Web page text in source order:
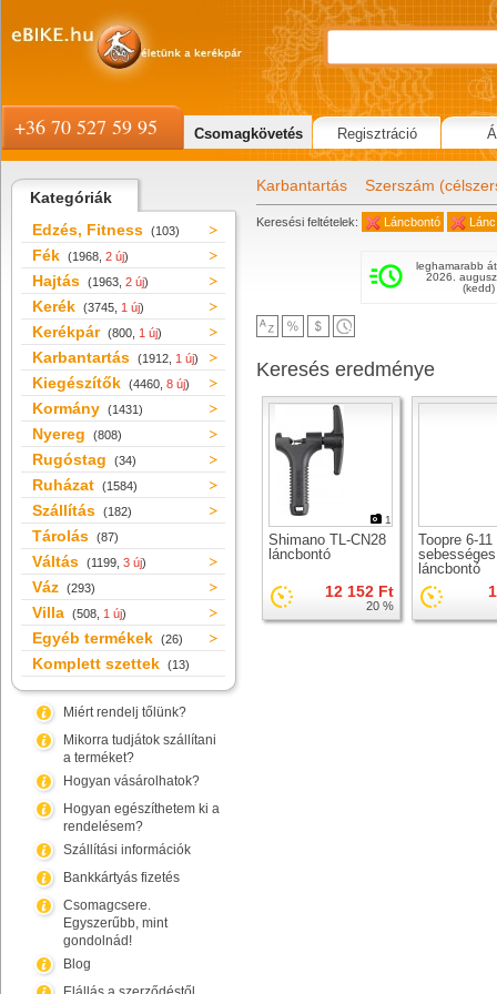
Kategóriák
Edzés, Fitness (103)
Fék (1968, 2 új)
Hajtás (1963, 2 új)
Kerék (3745, 1 új)
Kerékpár (800, 1 új)
Karbantartás (1912, 1 új)
Kiegészítők (4460, 8 új)
Kormány (1431)
Nyereg (808)
Rugóstag (34)
Ruházat (1584)
Szállítás (182)
Tárolás (87)
Váltás (1199, 3 új)
Váz (293)
Villa (508, 1 új)
Egyéb termékek (26)
Komplett szettek (13)
Miért rendelj tőlünk?
Mikorra tudjátok szállítani
a terméket?
Hogyan vásárolhatok?
Hogyan egészíthetem ki a
rendelésem?
Szállítási információk
Bankkártyás fizetés
Csomagcsere.
Egyszerűbb, mint
gondolnád!
Blog
Karbantartás Szerszám
Keresési feltételek: Láncbontó
leghamarabb
2026.
(kedd)
Keresés eredménye
1
Shimano TL-CN28
láncbontó
12 152 Ft
20 %
Toopre 6-11
sebességes
láncbontó
+36 70 527 59 95 Csomagkövetés Regisztráció